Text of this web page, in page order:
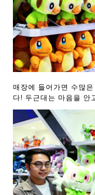
매장에 들어가면 수많
다! 두근대는 마음을 안